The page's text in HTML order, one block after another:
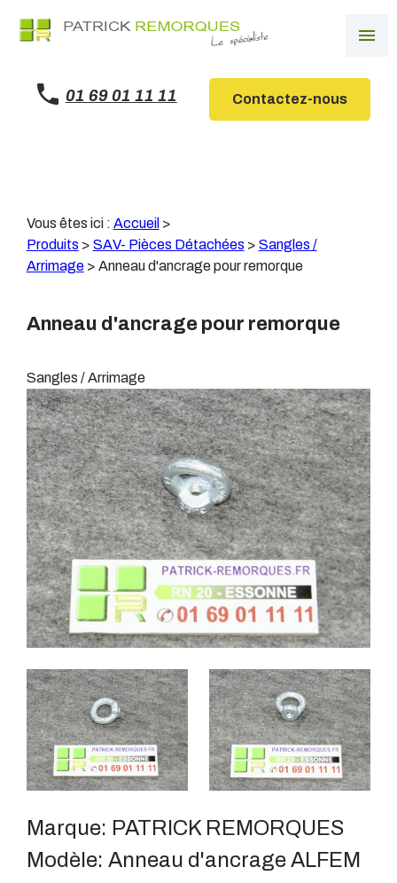
menu
01 69 01 11 11 Contactez-nous
Vous êtes ici : Accueil >
Produits > SAV- Pièces Détachées > Sangles /
Arrimage> Anneau d'ancrage pour remorque
Anneau d'ancrage pour remorque
Sangles / Arrimage
Marque: PATRICK REMORQUES
Modèle: Anneau d'ancrage ALFEM